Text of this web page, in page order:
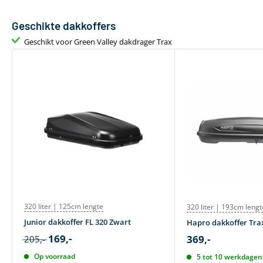
Geschikte dakkoffers
Geschikt voor Green Valley dakdrager Trax
320 liter | 125cm lengte
Junior dakkoffer FL 320 Zwart
205,- 169,-
Op voorraad
320 liter | 193cm
Hapro dakkoffer
369,-
5 tot 10